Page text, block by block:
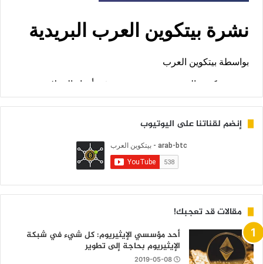
إنضم لقناتنا على اليوتيوب
مقالات قد تعجبك!
أحد مؤسسي الإيثيريوم: كل شيء في شبكة
الإيثيريوم بحاجة إلى تطوير
2019-05-08